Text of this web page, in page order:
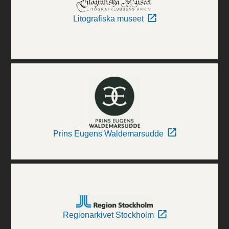
Litografiska museet
Prins Eugens Waldemarsudde
Regionarkivet Stockholm